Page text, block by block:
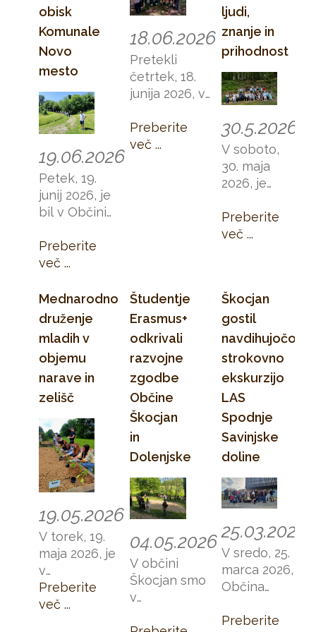
obisk
Komunale
Novo
mesto
19.06.2026
Petek, 19.
junij 2026, je
bil v Občini
povezovanja,
spoznavanja
ustvarjanja
zgodb, ki
presegajo
vsakodnevne
delovne
naloge. V
okviru Dneva
kolektiva so
nas obiskali
zaposleni
Komunale
Novo mesto,
smo preživeli
prijeten,
vsebinsko
bogat in
navdihujoč
dan.
Preberite
več ...
18.06.2026
Pretekli
četrtek, 18.
junija 2026, v
centru JV
Slovenije, ni bil
roke,
spodbudne
besede in
pripravljenosti,
da skupaj
naredimo
nekaj dobrega.
Preberite
več ...
ljudi,
znanje in
prihodnost
30.5.2026
V soboto,
30. maja
2026, je
center JV
Slovenije v
vsej svoji
raznolikosti.
Preberite
več ...
Mednarodno
druženje
mladih v
objemu
narave in
zelišč
19.05.2026
V torek, 19.
maja 2026, je
v
Zeliščarskem
centru JV
Preberite
več ...
Študentje
Erasmus+
odkrivali
razvojne
zgodbe
Občine
Škocjan
in
Dolenjske
04.05.2026
V občini
Škocjan smo
v
Škocjan
gostil
navdihujočo
strokovno
ekskurzijo
LAS
Spodnje
Savinjske
doline
25.03.2026
V sredo, 25.
marca 2026, je
Občina
veseljem
Preberite